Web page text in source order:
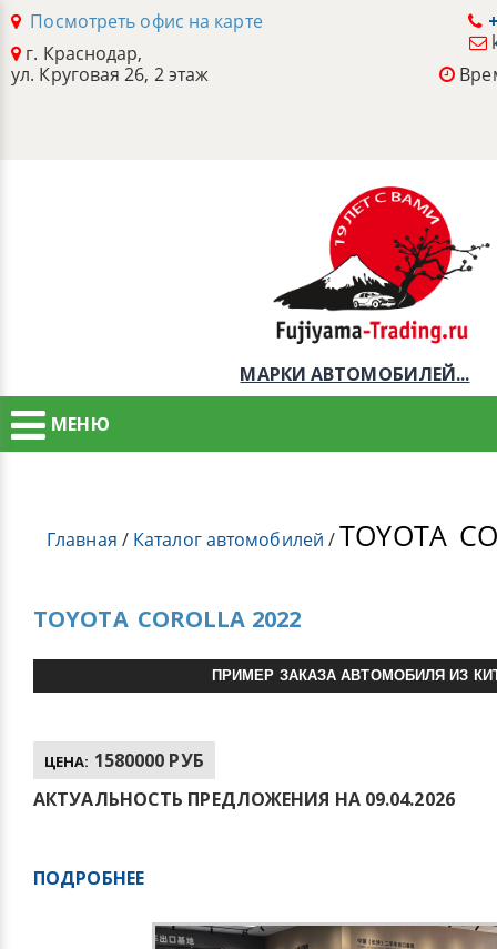
Посмотреть офис на карте
г. Краснодар,
ул. Круговая 26, 2 этаж
МАРКИ АВТОМОБИЛЕЙ...
МЕНЮ
Главная / Каталог автомобилей /TOYOTA
TOYOTA COROLLA 2022
ПРИМЕР ЗАКАЗА АВТОМОБИЛЯ ИЗ
ЦЕНА: 1580000 РУБ
АКТУАЛЬНОСТЬ ПРЕДЛОЖЕНИЯ НА 09.04.2026
ПОДРОБНЕЕ